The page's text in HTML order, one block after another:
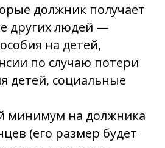
должник получает
других людей —
на детей,
по случаю потери
детей, социальные
минимум на должника
(его размер будет